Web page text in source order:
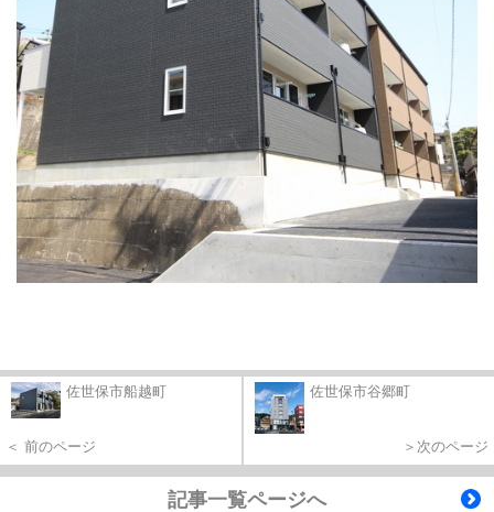
佐世保市船越町
＜ 前のページ
佐世保市谷郷町
＞次のページ
記事一覧ページへ